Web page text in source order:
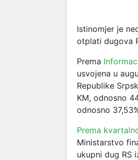
Istinomjer je
otplati dugova
Prema
usvojena u
Republike
KM, odnosno
odnosno
Prema
Ministarstvo
ukupni dug RS